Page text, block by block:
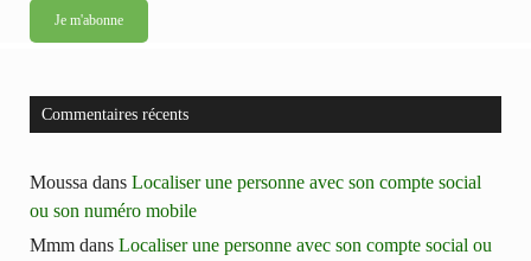
Commentaires récents
Moussa dans Localiser une personne avec son compte social
ou son numéro mobile
Mmm dans Localiser une personne avec son compte social ou